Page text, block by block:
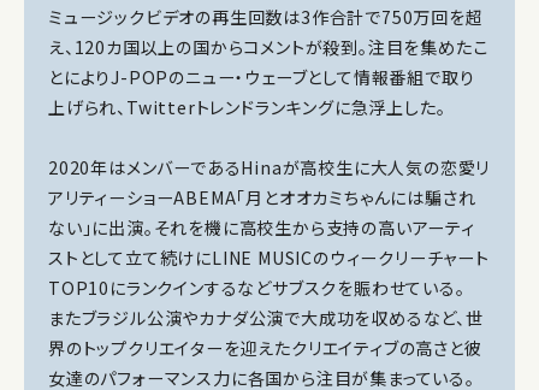
ミュージックビデオの再生回数は3作合計で750万回を超
え、120カ国以上の国からコメントが殺到。注目を集めたこ
とによりJ-POPのニュー・ウェーブとして情報番組で取り
上げられ、Twitterトレンドランキングに急浮上した。
2020年はメンバーであるHinaが高校生に大人気の恋愛リ
アリティーショーABEMA「月とオオカミちゃんには騙され
ない」に出演。それを機に高校生から支持の高いアーティ
ストとして立て続けにLINE MUSICのウィークリーチャート
TOP10にランクインするなどサブスクを賑わせている。
またブラジル公演やカナダ公演で大成功を収めるなど、世
界のトップクリエイターを迎えたクリエイティブの高さと彼
女達のパフォーマンス力に各国から注目が集まっている。